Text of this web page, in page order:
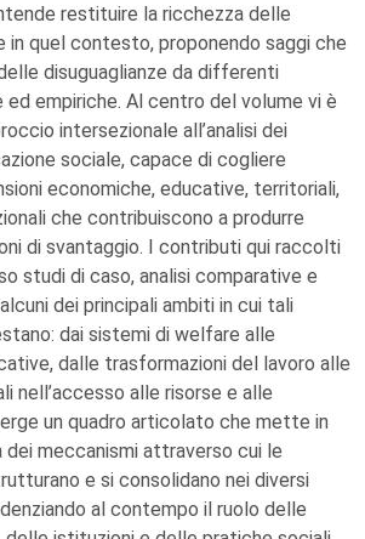
restituire la ricchezza delle
quel contesto, proponendo saggi che
disuguaglianze da differenti
empiriche. Al centro del volume vi è
intersezionale all’analisi dei
sociale, capace di cogliere
economiche, educative, territoriali,
che contribuiscono a produrre
di svantaggio. I contributi qui raccolti
studi di caso, analisi comparative e
dei principali ambiti in cui tali
dai sistemi di welfare alle
dalle trasformazioni del lavoro alle
nell’accesso alle risorse e alle
un quadro articolato che mette in
meccanismi attraverso cui le
e si consolidano nei diversi
al contempo il ruolo delle